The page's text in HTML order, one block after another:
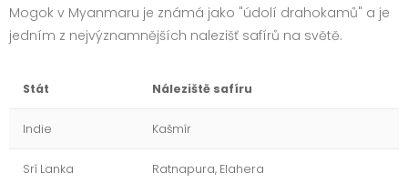
Mogok v Myanmaru je známá jako "údolí drahokamů" a je
jedním z nejvýznamnějších nalezišť safírů na světě.
Stát Náleziště safíru
Indie Kašmír
Srí Lanka Ratnapura, Elahera